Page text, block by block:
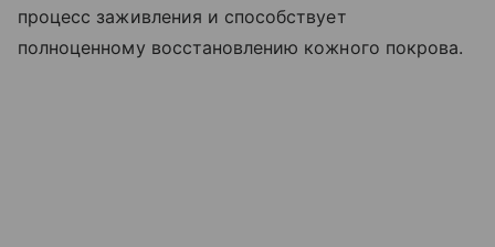
процесс заживления и способствует
полноценному восстановлению кожного покрова.